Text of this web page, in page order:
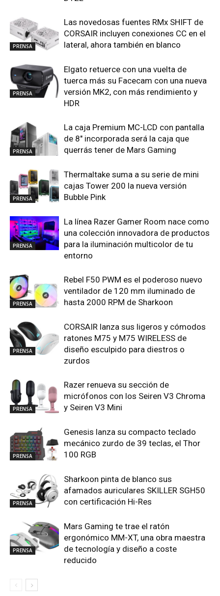
PRENSA
Las novedosas fuentes RMx SHIFT de
CORSAIR incluyen conexiones CC en el
lateral, ahora también en blanco
PRENSA
Elgato retuerce con una vuelta de
tuerca más su Facecam con una nueva
versión MK2, con más rendimiento y
HDR
PRENSA
La caja Premium MC-LCD con pantalla
de 8″ incorporada será la caja que
querrás tener de Mars Gaming
PRENSA
Thermaltake suma a su serie de mini
cajas Tower 200 la nueva versión
Bubble Pink
PRENSA
La línea Razer Gamer Room nace como
una colección innovadora de productos
para la iluminación multicolor de tu
entorno
PRENSA
Rebel F50 PWM es el poderoso nuevo
ventilador de 120 mm iluminado de
hasta 2000 RPM de Sharkoon
PRENSA
CORSAIR lanza sus ligeros y cómodos
ratones M75 y M75 WIRELESS de
diseño esculpido para diestros o
zurdos
PRENSA
Razer renueva su sección de
micrófonos con los Seiren V3 Chroma
y Seiren V3 Mini
PRENSA
Genesis lanza su compacto teclado
mecánico zurdo de 39 teclas, el Thor
100 RGB
PRENSA
Sharkoon pinta de blanco sus
afamados auriculares SKILLER SGH50
con certificación Hi-Res
PRENSA
Mars Gaming te trae el ratón
ergonómico MM-XT, una obra maestra
de tecnología y diseño a coste
reducido